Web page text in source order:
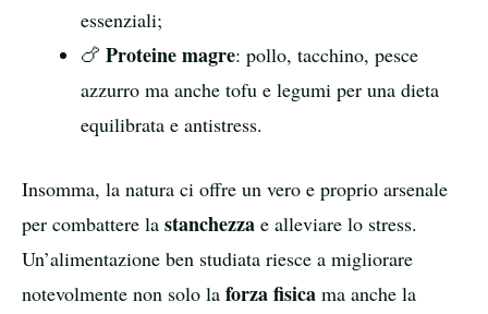
essenziali;
🍗 Proteine magre: pollo, tacchino, pesce
azzurro ma anche tofu e legumi per una dieta
equilibrata e antistress.
Insomma, la natura ci offre un vero e proprio arsenale
per combattere la stanchezza e alleviare lo stress.
Un’alimentazione ben studiata riesce a migliorare
notevolmente non solo la forza fisica ma anche la